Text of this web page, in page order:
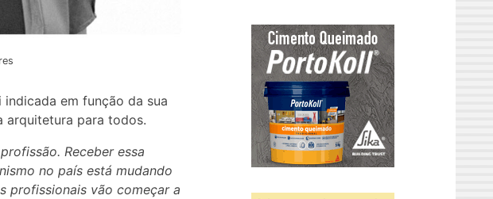
em função da sua
arquitetura para todos.
Receber essa
no país está mudando
profissionais vão começar a